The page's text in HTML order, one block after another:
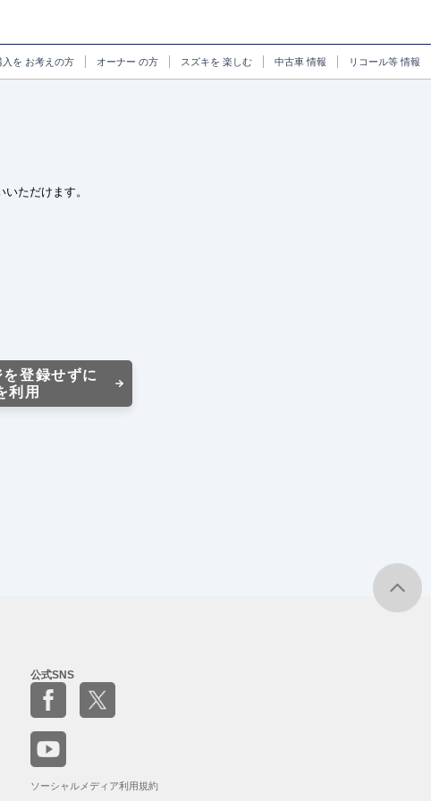
入を お考えの方 オーナー の方 スズキを 楽しむ 中古車情報 リコール等情報
ただけます。
登録せずに
利用
公式SNS
ソーシャルメディア利用規約